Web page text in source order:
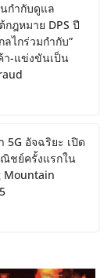
นกำกับดูแล
ฎหมาย DPS ปี
ไกร่วมกำกับ”
-แข่งขันเป็น
5G อัจฉริยะ เปิด
ณิชย์ครั้งแรกใน
Mountain